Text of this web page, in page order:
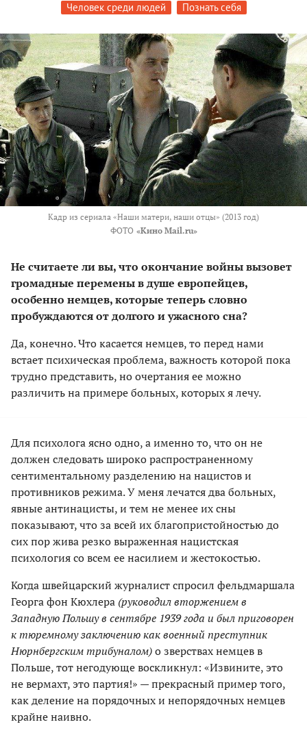
Человек среди людей Познать себя
Кадр из сериала «Наши матери, наши отцы» (2013 год)
ФОТО «Кино Mail.ru»
Не считаете ли вы, что окончание войны вызовет
громадные перемены в душе европейцев,
особенно немцев, которые теперь словно
пробуждаются от долгого и ужасного сна?
Да, конечно. Что касается немцев, то перед нами
встает психическая проблема, важность которой пока
трудно представить, но очертания ее можно
различить на примере больных, которых я лечу.
Для психолога ясно одно, а именно то, что он не
должен следовать широко распространенному
сентиментальному разделению на нацистов и
противников режима. У меня лечатся два больных,
явные антинацисты, и тем не менее их сны
показывают, что за всей их благопристойностью до
сих пор жива резко выраженная нацистская
психология со всем ее насилием и жестокостью.
Когда швейцарский журналист спросил фельдмаршала
Георга фон Кюхлера (руководил вторжением в
Западную Польшу в сентябре 1939 года и был приговорен
к тюремному заключению как военный преступник
Нюрнбергским трибуналом)о зверствах немцев в
Польше, тот негодующе воскликнул: «Извините, это
не вермахт, это партия!» — прекрасный пример того,
как деление на порядочных и непорядочных немцев
крайне наивно.